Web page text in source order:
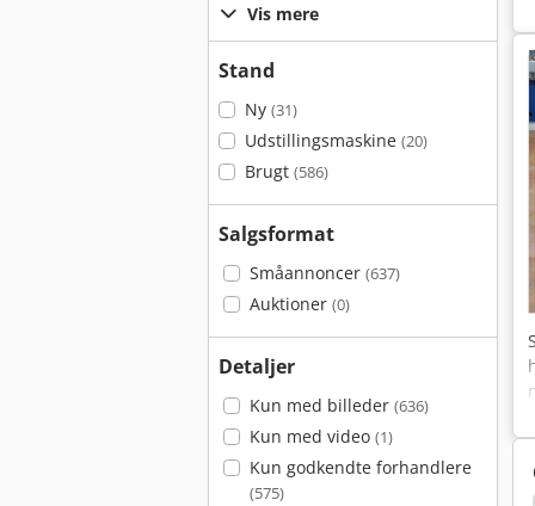
Vis mere
Stand
Ny (31)
Udstillingsmaskine (20)
Brugt (586)
Salgsformat
Småannoncer (637)
Auktioner (0)
Detaljer
Kun med billeder (636)
Kun med video (1)
Kun godkendte forhandlere
(575)